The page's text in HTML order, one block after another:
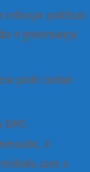
reforçar políticas
e governança
pode contar
DPO
é
com a